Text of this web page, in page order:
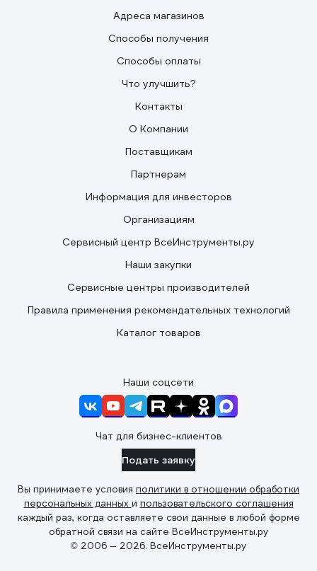
Адреса магазинов
Способы получения
Способы оплаты
Что улучшить?
Контакты
О Компании
Поставщикам
Партнерам
Информация для инвесторов
Организациям
Сервисный центр ВсеИнструменты.ру
Наши закупки
Сервисные центры производителей
Правила применения рекомендательных технологий
Каталог товаров
Наши соцсети
Чат для бизнес-клиентов
Подать заявку
Вы принимаете условия политики в отношении обработки
персональных данных и пользовательского соглашения
каждый раз, когда оставляете свои данные в любой форме
обратной связи на сайте ВсеИнструменты.ру
© 2006 — 2026. ВсеИнструменты.ру